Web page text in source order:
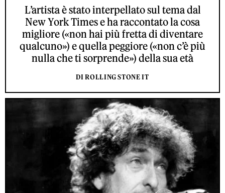
L’artista è stato interpellato sul tema dal
New York Times e ha raccontato la cosa
migliore («non hai più fretta di diventare
qualcuno») e quella peggiore («non c’è più
nulla che ti sorprende») della sua età
DI ROLLING STONE IT